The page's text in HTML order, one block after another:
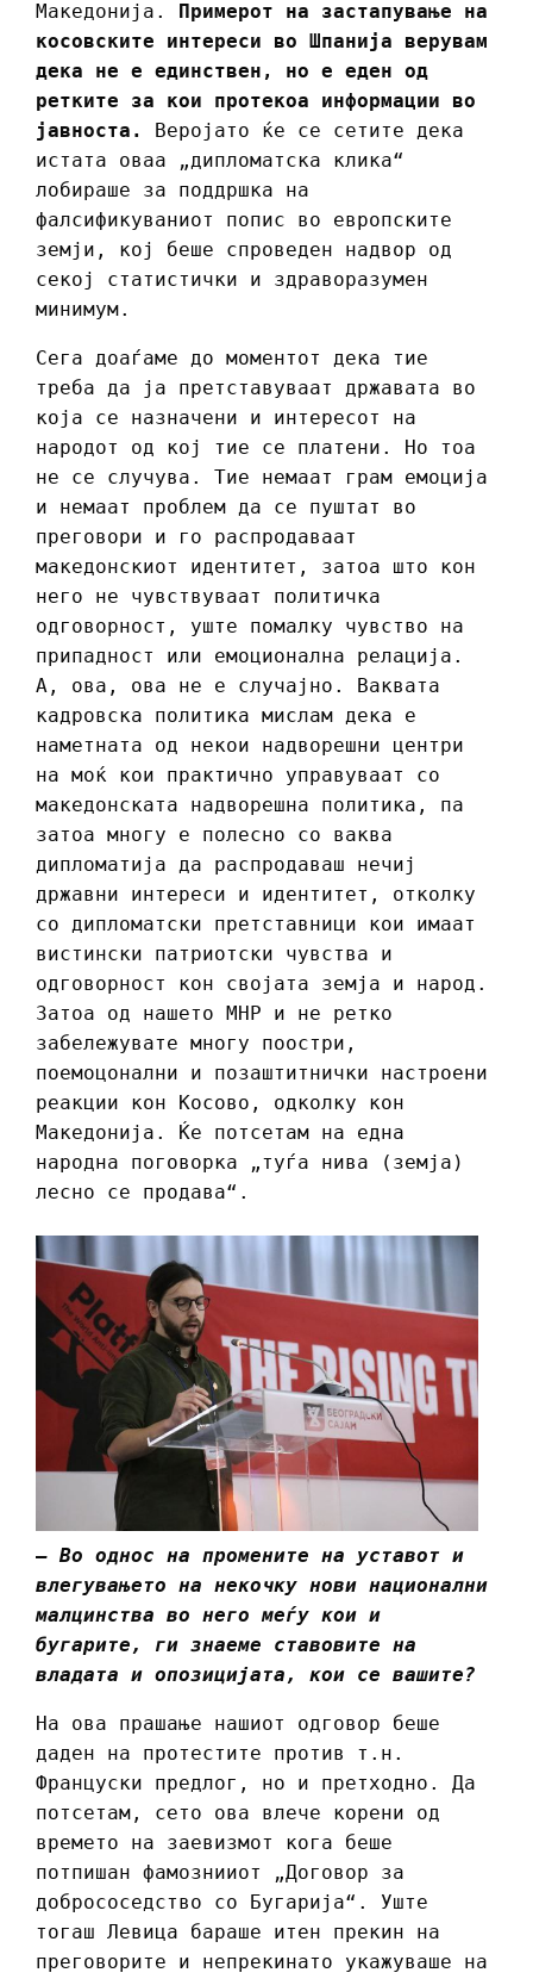
Македонија.
Примерот на застапување на
косовските интереси во Шпанија верувам
дека не е единствен, но е еден од
ретките за кои протекоа информации во
јавноста.
Веројато ќе се сетите дека
истата оваа „дипломатска клика“
лобираше за поддршка на
фалсификуваниот попис во европските
земји, кој беше спроведен надвор од
секој статистички и здраворазумен
минимум.
Сега доаѓаме до моментот дека тие
треба да ја претставуваат државата во
која се назначени и интересот на
народот од кој тие се платени. Но тоа
не се случува. Тие немаат грам емоција
и немаат проблем да се пуштат во
преговори и го распродаваат
македонскиот идентитет, затоа што кон
него не чувствуваат политичка
одговорност, уште помалку чувство на
припадност или емоционална релација.
А, ова, ова не е случајно. Ваквата
кадровска политика мислам дека е
наметната од некои надворешни центри
на моќ кои практично управуваат со
македонската надворешна политика, па
затоа многу е полесно со ваква
дипломатија да распродаваш нечиј
државни интереси и идентитет, отколку
со дипломатски претставници кои имаат
вистински патриотски чувства и
одговорност кон својата земја и народ.
Затоа од нашето МНР и не ретко
забележувате многу поостри,
поемоцонални и позаштитнички настроени
реакции кон Косово, одколку кон
Македонија. Ќе потсетам на една
народна поговорка „туѓа нива (земја)
лесно се продава“.
– Во однос на промените на уставот и
влегувањето на некочку нови национални
малцинства во него меѓу кои и
бугарите, ги знаеме ставовите на
владата и опозицијата, кои се вашите?
На ова прашање нашиот одговор беше
даден на протестите против т.н.
Француски предлог, но и претходно. Да
потсетам, сето ова влече корени од
времето на заевизмот кога беше
потпишан фамознииот „Договор за
добрососедство со Бугарија“. Уште
тогаш Левица бараше итен прекин на
преговорите и непрекинато укажуваше на